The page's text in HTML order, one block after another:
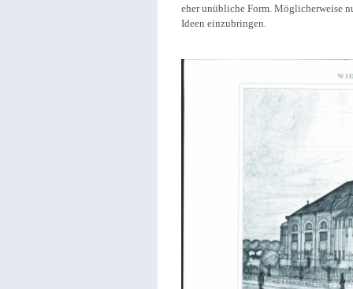
eher unübliche Form. Möglicherweise
Ideen einzubringen.